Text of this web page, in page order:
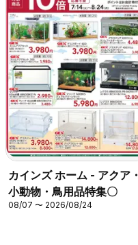
カインズ ホーム - アクア・
小動物・鳥用品特集〇
08/07 〜 2026/08/24